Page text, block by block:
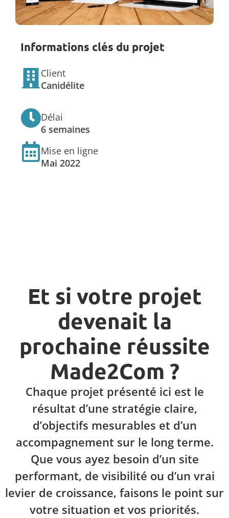
Informations clés du projet
Client
Canidélite
Délai
6 semaines
Mise en ligne
Mai 2022
Et si votre projet
devenait la
prochaine réussite
Made2Com ?
Chaque projet présenté ici est le
résultat d’une stratégie claire,
d’objectifs mesurables et d’un
accompagnement sur le long terme.
Que vous ayez besoin d’un site
performant, de visibilité ou d’un vrai
levier de croissance, faisons le point sur
votre situation et vos priorités.